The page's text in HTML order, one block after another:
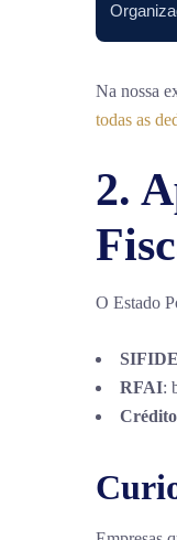
Na nossa
todas as
2.
O Estado
RFAI: